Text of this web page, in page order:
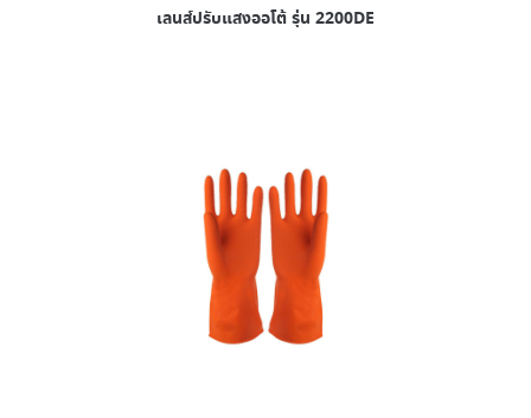
เลนส์ปรับแสงออโต้ รุ่น 2200DE